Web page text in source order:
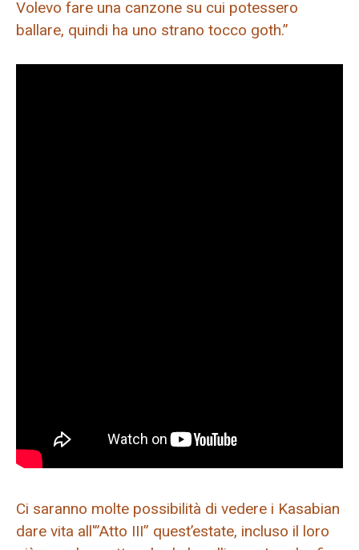
Volevo fare una canzone su cui potessero
ballare, quindi ha uno strano tocco goth.”
Ci saranno molte possibilità di vedere i Kasabian
dare vita all'”Atto III” quest’estate, incluso il loro